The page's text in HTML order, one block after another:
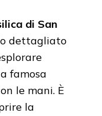
di San
dettagliato
famosa
le mani. È
la